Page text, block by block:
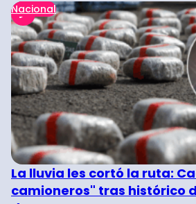
Nacional
La lluvia les cortó la ruta:
camioneros" tras histórico